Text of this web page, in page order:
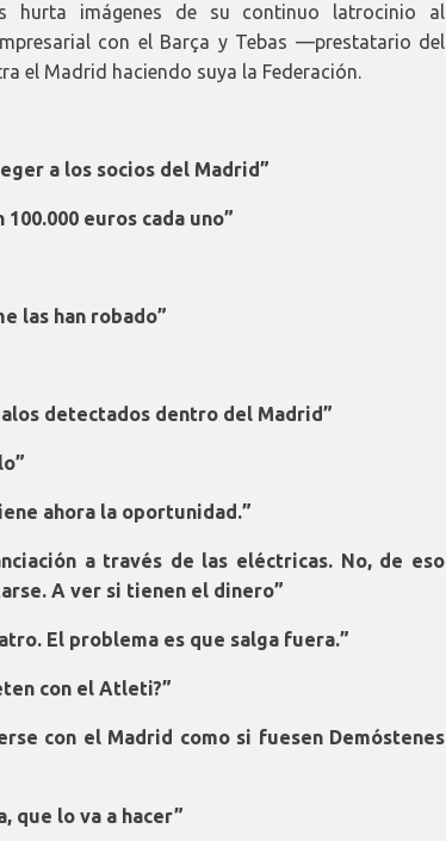
hurta imágenes de su continuo latrocinio al
con el Barça y Tebas —prestatario del
el Madrid haciendo suya la Federación.
a los socios del Madrid”
euros cada uno”
las han robado”
detectados dentro del Madrid”
ahora la oportunidad.”
a través de las eléctricas. No, de eso
A ver si tienen el dinero”
El problema es que salga fuera.”
con el Atleti?”
con el Madrid como si fuesen Demóstenes
que lo va a hacer”